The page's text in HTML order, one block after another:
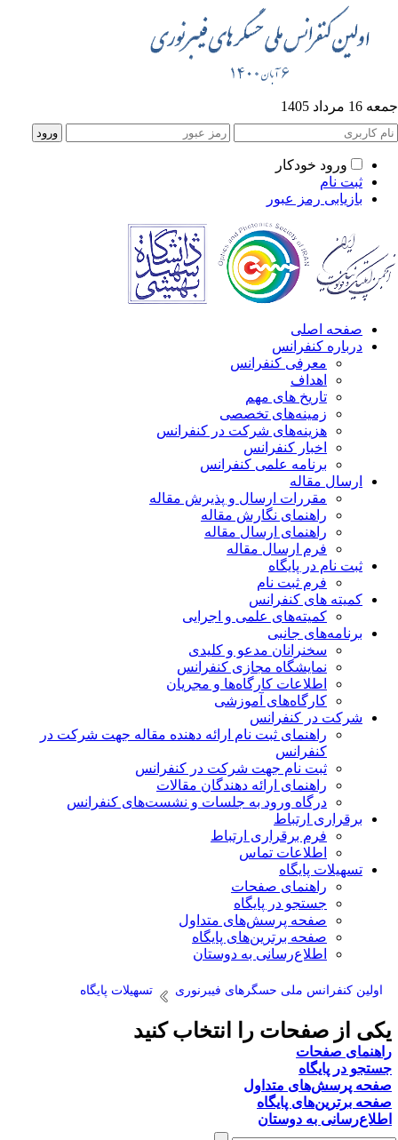
مرداد 1405
ورود خودکار
ثبت نام
بازیابی رمز عبور
صفحه اصلی
درباره کنفرانس
معرفی کنفرانس
اهداف
تاریخ های مهم
زمینه‌های تخصصی
هزینه‌های شرکت در کنفرانس
اخبار کنفرانس
برنامه علمی کنفرانس
ارسال مقاله
مقررات ارسال و پذیرش مقاله
راهنمای نگارش مقاله
راهنمای ارسال مقاله
فرم ارسال مقاله
ثبت نام در پایگاه
فرم ثبت نام
کمیته های کنفرانس
کمیته‌های علمی و اجرایی
برنامه‌های جانبی
سخنرانان مدعو و کلیدی
نمایشگاه مجازی کنفرانس
اطلاعات کارگاه‌ها و مجریان
کارگاه‌های آموزشی
شرکت در کنفرانس
راهنمای ثبت نام ارائه دهنده مقاله جهت شرکت در
کنفرانس
ثبت نام جهت شرکت در کنفرانس
راهنمای ارائه دهندگان مقالات
درگاه ورود به جلسات و نشست‌های کنفرانس
برقراری ارتباط
فرم برقراری ارتباط
اطلاعات تماس
تسهیلات پایگاه
راهنمای صفحات
جستجو در پایگاه
صفحه پرسش‌های متداول
صفحه برترین‌های پایگاه
اطلاع‌رسانی به دوستان
اولین کنفرانس ملی حسگرهای فیبرنوری تسهیلات پایگاه
از صفحات را انتخاب کنید
صفحات
در پایگاه
پرسش‌های متداول
برترین‌های پایگاه
به دوستان